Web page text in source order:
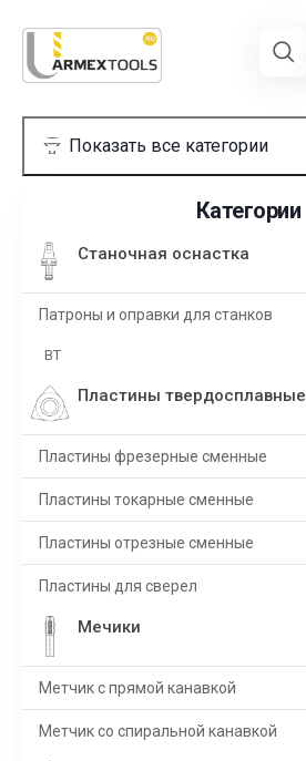
Категории
Станочная оснастка
Патроны и оправки для станков
BT
Пластины твердосплавные
Пластины фрезерные сменные
Пластины токарные сменные
Пластины отрезные сменные
Пластины для сверел
Мечики
Метчик с прямой канавкой
Метчик со спиральной канавкой